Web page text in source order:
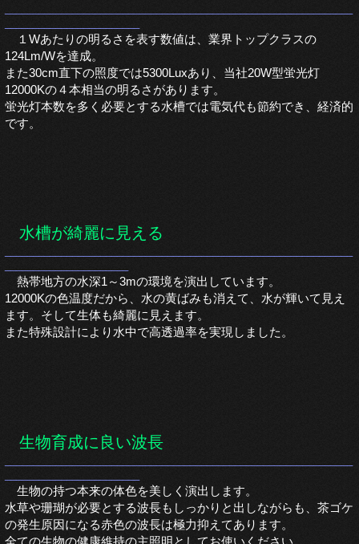
１Wあたりの明るさを表す数値は、業界トップクラスの
124Lm/Wを達成。
また30cm直下の照度では5300Luxあり、当社20W型蛍光灯
12000Kの４本相当の明るさがあります。
蛍光灯本数を多く必要とする水槽では電気代も節約でき、経済的
です。
水槽が綺麗に見える
熱帯地方の水深1～3mの環境を演出しています。
12000Kの色温度だから、水の黄ばみも消えて、水が輝いて見え
ます。 そして生体も綺麗に見えます。
また特殊設計により水中で高透過率を実現しました。
生物育成に良い波長
生物の持つ本来の体色を美しく演出します。
水草や珊瑚が必要とする波長もしっかりと出しながらも、茶ゴケ
の発生原因になる赤色の波長は極力抑えてあります。
全ての生物の健康維持の主照明としてお使いください。